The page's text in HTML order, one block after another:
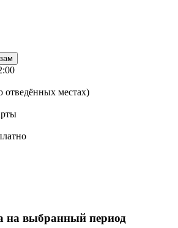
отведённых местах)
на выбранный период